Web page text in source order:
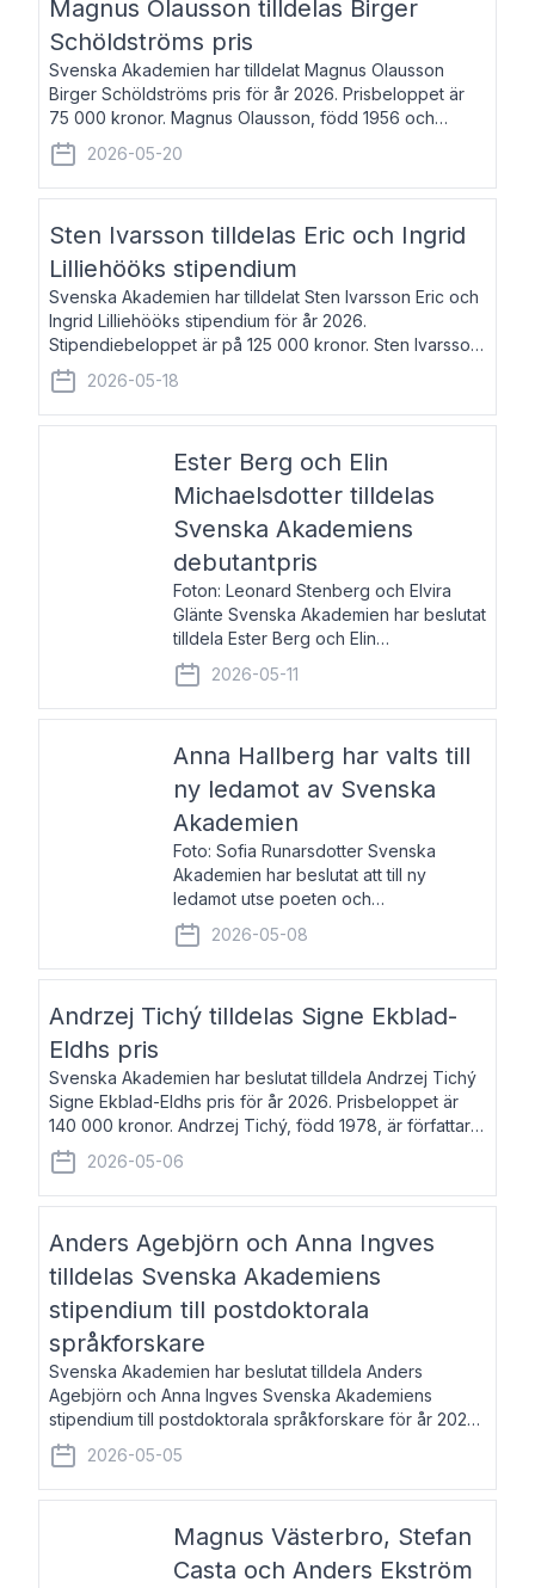
Magnus Olausson tilldelas Birger
Schöldströms pris
Svenska Akademien har tilldelat Magnus Olausson
Birger Schöldströms pris för år 2026. Prisbeloppet är
75 000 kronor. Magnus Olausson, född 1956 och
bosatt i Stockholm, är konstvetare, museiman och
hovman. Han disputerade 1993 vid Uppsala un
2026-05-20
Sten Ivarsson tilldelas Eric och Ingrid
Lilliehööks stipendium
Svenska Akademien har tilldelat Sten Ivarsson Eric och
Ingrid Lilliehööks stipendium för år 2026.
Stipendiebeloppet är på 125 000 kronor. Sten Ivarsson,
född 1979, är mediateksamordnare vid
Söderslättsgymnasiet i Trelleborg. Här har han på
2026-05-18
Ester Berg och Elin
Michaelsdotter tilldelas
Svenska Akademiens
debutantpris
Foton: Leonard Stenberg och Elvira
Glänte Svenska Akademien har beslutat
tilldela Ester Berg och Elin
Michaelsdotter Svenska Akademiens
debutantpris för år 2026. Priset är
nyinstiftat och syftar till att lyfta fram
2026-05-11
Anna Hallberg har valts till
ny ledamot av Svenska
Akademien
Foto: Sofia Runarsdotter Svenska
Akademien har beslutat att till ny
ledamot utse poeten och
litteraturkritikern Anna Hallberg. Hon
efterträder poeten Tua Forsström på
stol 18 och kommer att ta sitt inträde vid
2026-05-08
Andrzej Tichý tilldelas Signe Ekblad-
Eldhs pris
Svenska Akademien har beslutat tilldela Andrzej Tichý
Signe Ekblad-Eldhs pris för år 2026. Prisbeloppet är
140 000 kronor. Andrzej Tichý, född 1978, är författare
och kulturskribent. Han debuterade 2005 med den
lovordade romanen Sex liter l
2026-05-06
Anders Agebjörn och Anna Ingves
tilldelas Svenska Akademiens
stipendium till postdoktorala
språkforskare
Svenska Akademien har beslutat tilldela Anders
Agebjörn och Anna Ingves Svenska Akademiens
stipendium till postdoktorala språkforskare för år 2026.
Stipendiebeloppet är 75 000 kronor per mottagare.
Anders Agebjörn, född 1984, är universitet
2026-05-05
Magnus Västerbro, Stefan
Casta och Anders Ekström